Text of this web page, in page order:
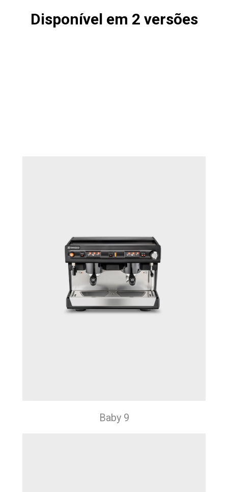
Disponível em 2 versões
Baby 9